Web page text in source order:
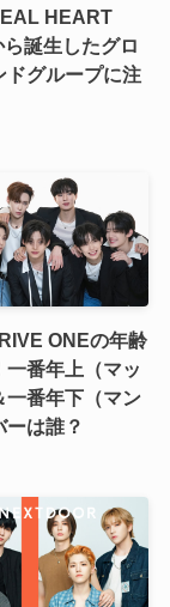
HEART
誕生したグロ
ドグループに注
ONEの年齢
一番年上（マッ
一番年下（マン
ーは誰？